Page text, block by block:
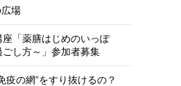
場
座「薬膳はじめのいっぽ
ごし方～」参加者募集
疫の網”をすり抜けるの？